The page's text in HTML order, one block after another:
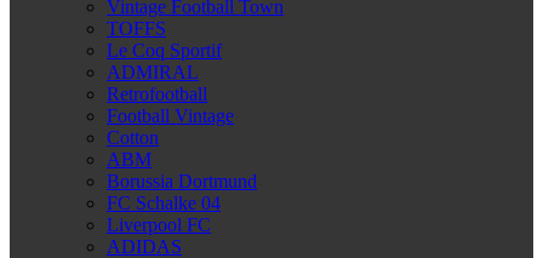
Vintage Football Town
TOFFS
Le Coq Sportif
ADMIRAL
Retrofootball
Football Vintage
Cotton
ABM
Borussia Dortmund
FC Schalke 04
Liverpool FC
ADIDAS